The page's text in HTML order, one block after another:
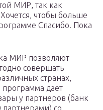
МИР, так как
чтобы больше
Спасибо. Пока
МИР позволяют
совершать
странах,
программа дает
у партнеров (банк
партнерами) со